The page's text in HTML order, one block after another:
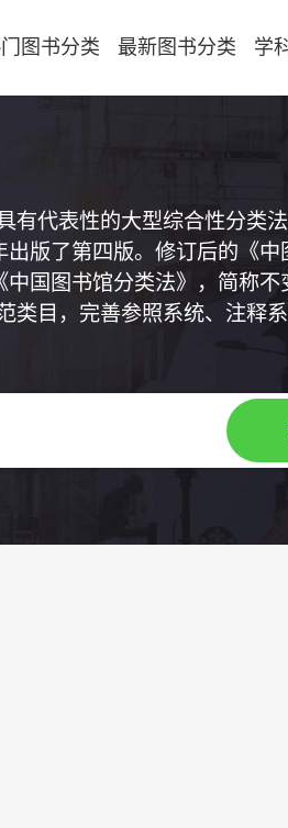
图书分类 最新图书分类 学
有代表性的大型综合性分类
版了第四版。修订后的《中
国图书馆分类法》，简称不
类目，完善参照系统、注释